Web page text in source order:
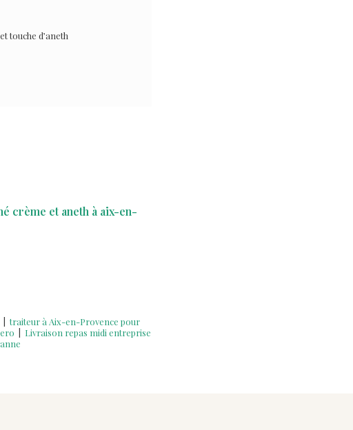
touche d’aneth
crème et aneth à aix-en-
|traiteur à Aix-en-Provence pour
Livraison repas midi entreprise